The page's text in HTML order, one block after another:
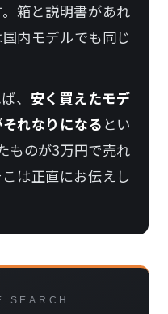
。箱と説明書があれ
内モデルでも同じ
、 安く買えたモデ
れなりになる とい
ものが3万円で売れ
は正直にお伝えし
SEARCH